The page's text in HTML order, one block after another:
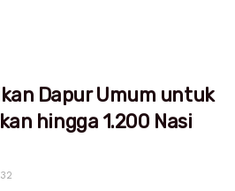
Dapur Umum untuk
hingga 1.200 Nasi